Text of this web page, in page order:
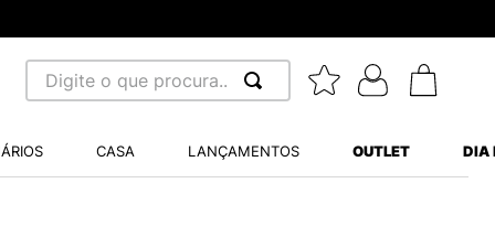
Digite o que procura...
CASA LANÇAMENTOS OUTLET DIA
BALANCE 530